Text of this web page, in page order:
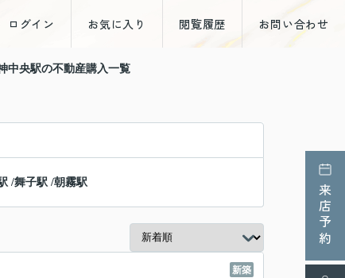
ログイン お気に入り 閲覧履歴 お問い合わせ
来店予約
中央駅の不動産購入一覧
/舞子駅 /朝霧駅
新築